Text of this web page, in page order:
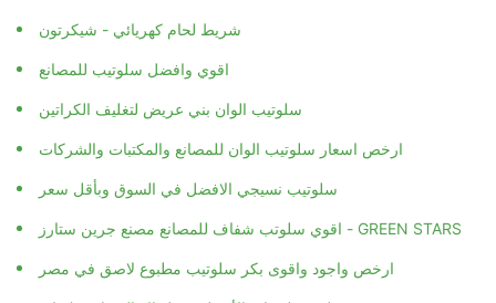
شريط لحام كهريائي - شيكرتون
اقوي وافضل سلوتيب للمصانع
سلوتيب الوان بني عريض لتغليف الكراتين
ارخص اسعار سلوتيب الوان للمصانع والمكتبات والشركات
سلوتيب نسيجي الافضل في السوق وبأقل سعر
اقوي سلوتب شفاف للمصانع مصنع جرين ستارز - GREEN STARS
ارخص واجود واقوى بكر سلوتيب مطبوع لاصق في مصر